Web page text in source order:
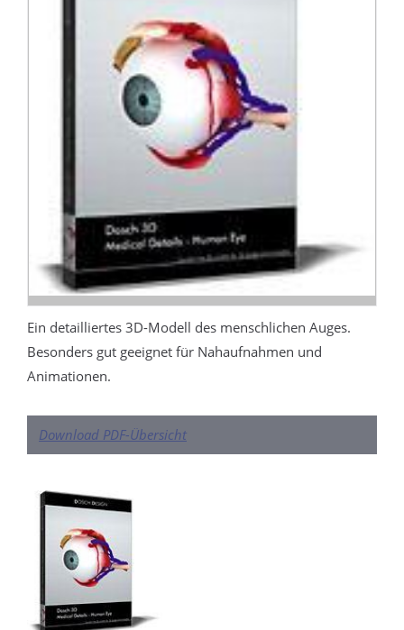
Ein detailliertes 3D-Modell des menschlichen Auges.
Besonders gut geeignet für Nahaufnahmen und
Animationen.
Download PDF-Übersicht